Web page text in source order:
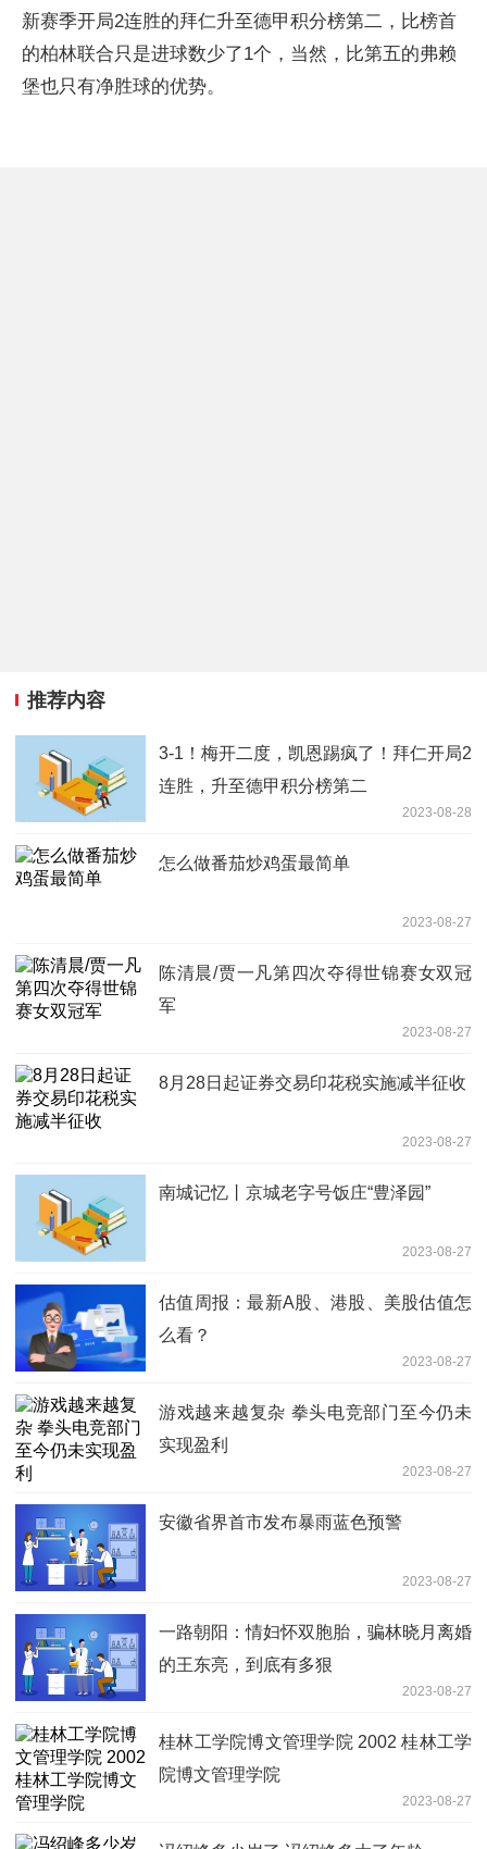
新赛季开局2连胜的拜仁升至德甲积分榜第二，比榜首
的柏林联合只是进球数少了1个，当然，比第五的弗赖
堡也只有净胜球的优势。
推荐内容
3-1！梅开二度，凯恩踢疯了！拜仁开局2
连胜，升至德甲积分榜第二
2023-08-28
怎么做番茄炒鸡蛋最简单
2023-08-27
陈清晨/贾一凡第四次夺得世锦赛女双冠
军
2023-08-27
8月28日起证券交易印花税实施减半征收
2023-08-27
南城记忆丨京城老字号饭庄“豊泽园”
2023-08-27
估值周报：最新A股、港股、美股估值怎
么看？
2023-08-27
游戏越来越复杂 拳头电竞部门至今仍未
实现盈利
2023-08-27
安徽省界首市发布暴雨蓝色预警
2023-08-27
一路朝阳：情妇怀双胞胎，骗林晓月离婚
的王东亮，到底有多狠
2023-08-27
桂林工学院博文管理学院 2002 桂林工学
院博文管理学院
2023-08-27